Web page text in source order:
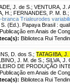
J. de S. ; VENTURA, J.
H. ; FERNANDES, P. M. B. ;
branca Trialeurodes
(Ed.). Papaya Brasil :
Publicação em Anais de
Biblioteca Rui
D. dos S. ; TATAGIBA, J.
J. M. de S. ; SILVA, J.
DE PRODUÇÃO
Publicação em Anais de
Biblioteca Rui